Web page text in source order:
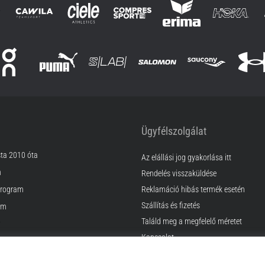
2010 óta
Ügyfélszolgálat
Az elállási jog gyakorlása itt
Rendelés visszaküldése
Reklamáció hibás termék esetén
Szállítás és fizetés
Találd meg a megfelelő méretet
Kapcsolat